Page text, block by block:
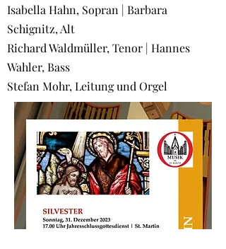
Isabella Hahn, Sopran | Barbara
Schignitz, Alt
Richard Waldmüller, Tenor | Hannes
Wahler, Bass
Stefan Mohr, Leitung und Orgel